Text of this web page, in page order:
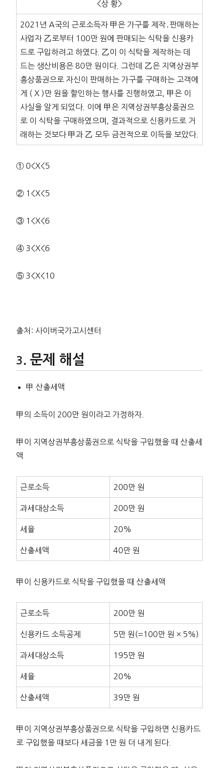
<상 황>
2021년 A국의 근로소득자 甲은 가구를 제작․판매하는
사업자 乙로부터 100만 원에 판매되는 식탁을 신용카
드로 구입하려고 하였다. 乙이 이 식탁을 제작하는 데
드는 생산비용은 80만 원이다. 그런데 乙은 지역상권부
흥상품권으로 자신이 판매하는 가구를 구매하는 고객에
게 ( X )만 원을 할인하는 행사를 진행하였고, 甲은 이
사실을 알게 되었다. 이에 甲은 지역상권부흥상품권으
로 이 식탁을 구매하였으며, 결과적으로 신용카드로 거
래하는 것보다 甲과 乙 모두 금전적으로 이득을 보았다.
① 0<X<5
② 1<X<5
③ 1<X<6
④ 3<X<6
⑤ 3<X<10
출처: 사이버국가고시센터
문제 해설
甲 산출세액
甲의 소득이 200만 원이라고 가정하자.
甲이 지역상권부흥상품권으로 식탁을 구입했을 때 산출세
액
근로소득 200만 원
과세대상소득 200만 원
세율 20%
산출세액 40만 원
甲이 신용카드로 식탁을 구입했을 때 산출세액
근로소득 200만 원
신용카드 소득공제 5만 원(=100만 원 × 5%)
과세대상소득 195만 원
세율 20%
산출세액 39만 원
甲이 지역상권부흥상품권으로 식탁을 구입하면 신용카드
로 구입했을 때보다 세금을 1만 원 더 내게 된다.